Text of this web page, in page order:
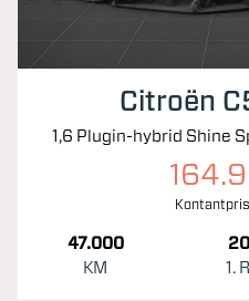
Citroën
47.000
KM
1.